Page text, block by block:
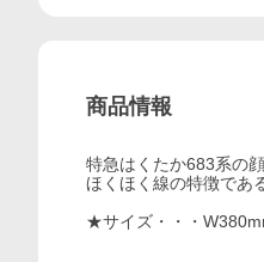
商品情報
特急はくたか683系の
ほくほく線の特徴であ
★サイズ・・・